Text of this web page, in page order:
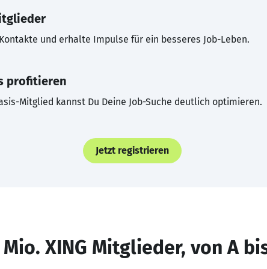
und erhalte Impulse für ein besseres Job-Leben.
profitieren
Mitglied kannst Du Deine Job-Suche deutlich optimieren.
Jetzt registrieren
Mio. XING Mitglieder, von A